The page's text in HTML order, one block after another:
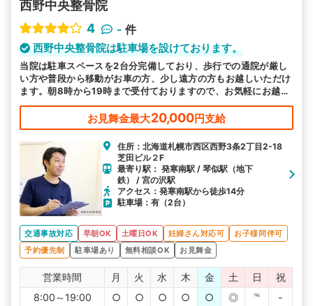
西野中央整骨院
4
- 件
西野中央整骨院は駐車場を設けております。
当院は駐車スペースを2台分完備しており、歩行での通院が厳し
い方や普段から移動がお車の方、少し遠方の方もお越しいただけ
ます。朝8時から19時まで受付ておりますので、お気軽にお越し
ください。
お見舞金最大20,000円支給
住所：北海道札幌市西区西野3条2丁目2-18
芝田ビル２F
最寄り駅： 発寒南駅 / 琴似駅（地下
鉄） / 宮の沢駅
アクセス：発寒南駅から徒歩14分
駐車場：有（2台）
交通事故対応 早朝OK 土曜日OK 妊婦さん対応可
お子様同伴可
予約優先制
駐車場あり 無料相談OK お見舞金
営業時間 月 火 水 木 金 土 日
祝
8:00～19:00
○ ○ ○ ○ ○ ◎ ℡ -